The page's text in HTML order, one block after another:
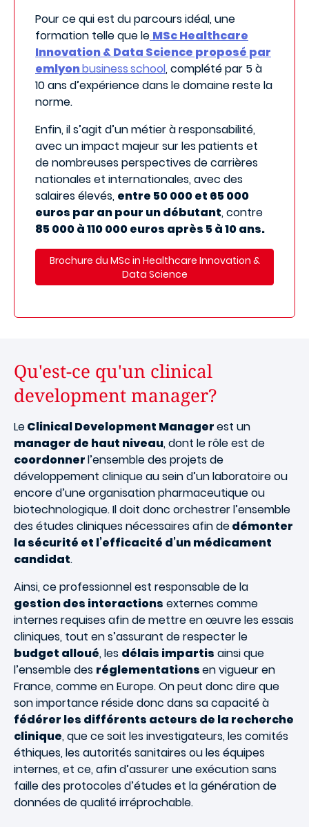
Pour ce qui est du parcours idéal, une
formation telle que le MSc Healthcare
Innovation & Data Science proposé par
emlyonbusinessschool, complété par 5 à
10 ans d’expérience dans le domaine reste la
norme.
Enfin, il s’agit d’un métier à responsabilité,
avec un impact majeur sur les patients et
de nombreuses perspectives de carrières
nationales et internationales, avec des
salaires élevés, entre 50 000 et 65 000
euros par an pour un débutant, contre
85 000 à 110 000 euros après 5 à 10 ans.
Brochure du MSc in Healthcare Innovation &
Data Science
Qu'est-ce qu'un clinical
development manager?
LeClinical Development Managerest un
manager de haut niveau, dont le rôle est de
coordonnerl’ensemble des projets de
développement clinique au sein d’un laboratoire ou
encore d’une organisation pharmaceutique ou
biotechnologique. Il doit donc orchestrer l’ensemble
des études cliniques nécessaires afin dedémonter
la sécurité et l’efficacité d’un médicament
candidat.
Ainsi, ce professionnel est responsable de la
gestion des interactions externes comme
internes requises afin de mettre en œuvre les essais
cliniques, tout en s’assurant de respecter le
budget alloué, les délais impartis ainsi que
l’ensemble des réglementationsen vigueur en
France, comme en Europe. On peut donc dire que
son importance réside donc dans sa capacité à
fédérer les différents acteurs de la recherche
clinique, que ce soit les investigateurs, les comités
éthiques, les autorités sanitaires ou les équipes
internes, et ce, afin d’assurer une exécution sans
faille des protocoles d’études et la génération de
données de qualité irréprochable.